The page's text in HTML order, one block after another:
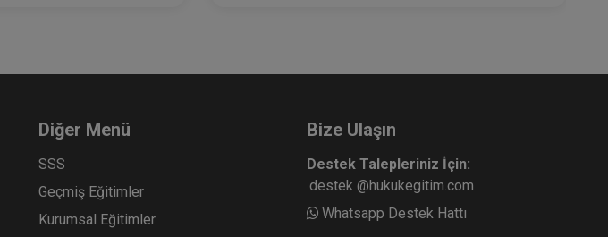
Diğer Menü
SSS
Geçmiş Eğitimler
Kurumsal Eğitimler
Bize Ulaşın
Destek Talepleriniz İçin:
destek @hukukegitim.com
Whatsapp Destek Hattı